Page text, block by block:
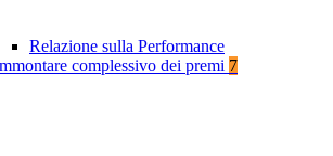
Relazione sulla Performance
complessivo dei premi 7